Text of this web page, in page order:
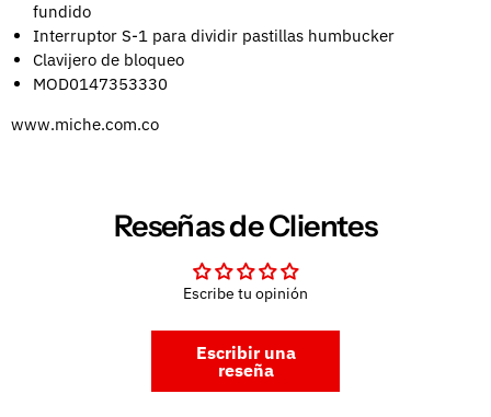
fundido
Interruptor S-1 para dividir pastillas humbucker
Clavijero de bloqueo
MOD0147353330
www.miche.com.co
Reseñas de Clientes
Escribe tu opinión
Escribir una
reseña